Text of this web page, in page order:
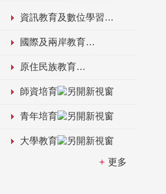
資訊教育及數位學習
國際及兩岸教育
原住民族教育
師資培育
青年培育
大學教育
更多